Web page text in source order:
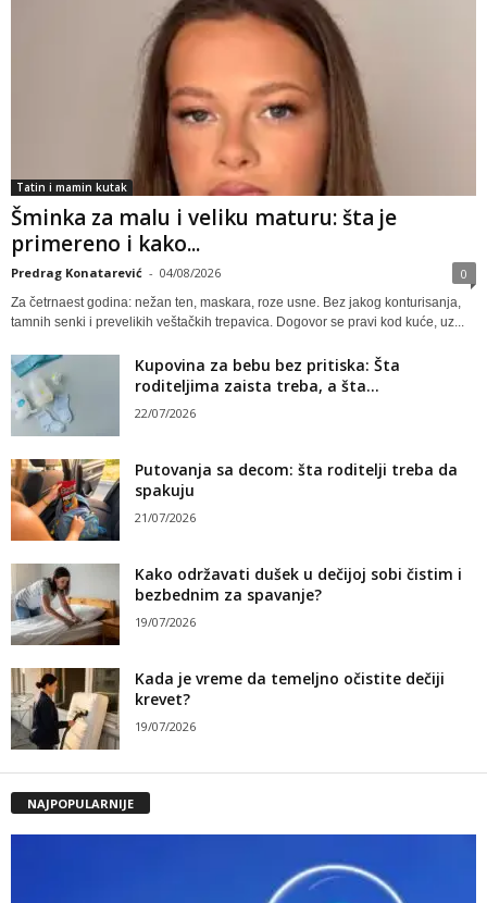
Tatin i mamin kutak
Šminka za malu i veliku maturu: šta je
primereno i kako...
Predrag Konatarević - 04/08/2026 0
Za četrnaest godina: nežan ten, maskara, roze usne. Bez jakog konturisanja,
tamnih senki i prevelikih veštačkih trepavica. Dogovor se pravi kod kuće, uz...
Kupovina za bebu bez pritiska: Šta
roditeljima zaista treba, a šta...
22/07/2026
Putovanja sa decom: šta roditelji treba da
spakuju
21/07/2026
Kako održavati dušek u dečijoj sobi čistim i
bezbednim za spavanje?
19/07/2026
Kada je vreme da temeljno očistite dečiji
krevet?
19/07/2026
NAJPOPULARNIJE